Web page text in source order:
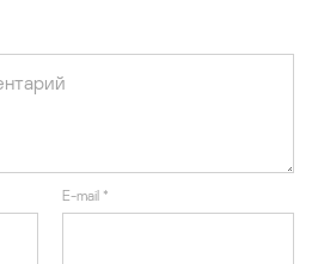
E-mail *